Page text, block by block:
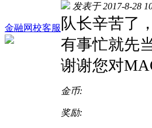
金融网校客服
发表于 2017-8-28
队长辛苦了，
有事忙就先
谢谢您对
金币:
奖励: